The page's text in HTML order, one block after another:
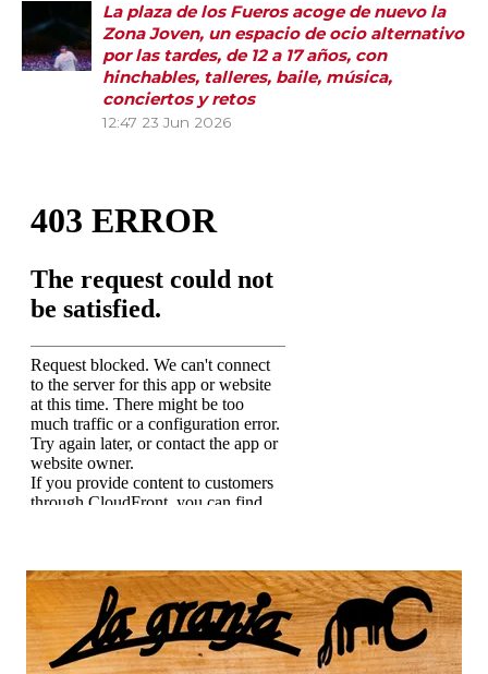
La plaza de los Fueros acoge de nuevo la
Zona Joven, un espacio de ocio alternativo
por las tardes, de 12 a 17 años, con
hinchables, talleres, baile, música,
conciertos y retos
12:47 23 Jun 2026